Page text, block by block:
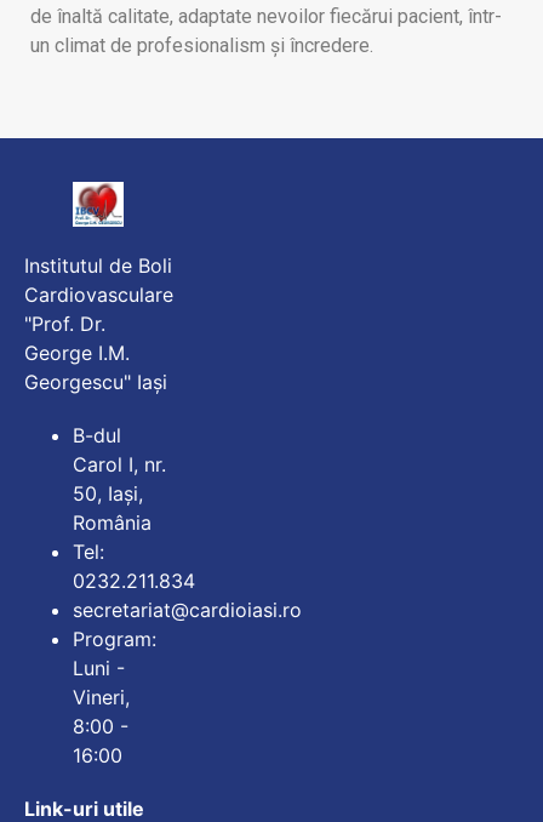
de înaltă calitate, adaptate nevoilor fiecărui pacient, într-
un climat de profesionalism și încredere.
Institutul de Boli
Cardiovasculare
"Prof. Dr.
George I.M.
Georgescu" Iași
B-dul
Carol I, nr.
50, Iași,
România
Tel:
0232.211.834
secretariat@cardioiasi.ro
Program:
Luni -
Vineri,
8:00 -
16:00
Link-uri utile